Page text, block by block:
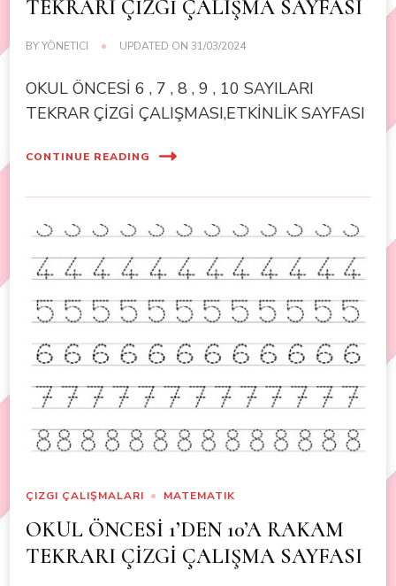
TEKRARI ÇİZGİ ÇALIŞMA SAYFASI
BYYÖNETICI UPDATED ON 31/03/2024
OKUL ÖNCESİ 6 , 7 , 8 , 9 , 10 SAYILARI
TEKRAR ÇİZGİ ÇALIŞMASI,ETKİNLİK SAYFASI
CONTINUE READING
ÇIZGI ÇALIŞMALARI MATEMATIK
OKUL ÖNCESİ 1’DEN 10’A RAKAM
TEKRARI ÇİZGİ ÇALIŞMA SAYFASI